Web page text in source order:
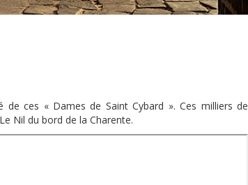
ces « Dames de Saint Cybard ». Ces milliers de
Nil du bord de la Charente.